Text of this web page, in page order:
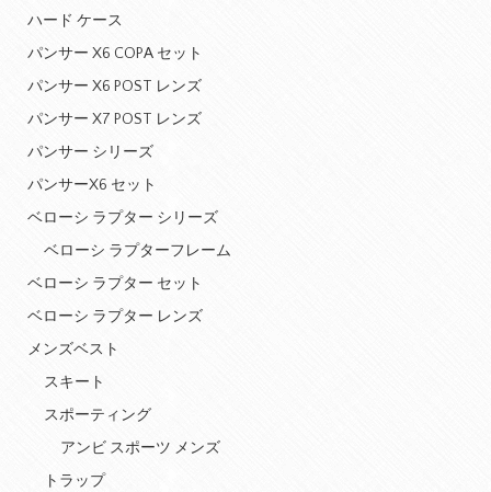
ハード ケース
パンサー X6 COPA セット
パンサー X6 POST レンズ
パンサー X7 POST レンズ
パンサー シリーズ
パンサーX6 セット
ベローシ ラプター シリーズ
ベローシ ラプターフレーム
ベローシ ラプター セット
ベローシ ラプター レンズ
メンズベスト
スキート
スポーティング
アンビ スポーツ メンズ
トラップ